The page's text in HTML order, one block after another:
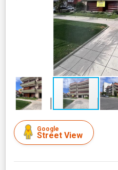
Google
Street View